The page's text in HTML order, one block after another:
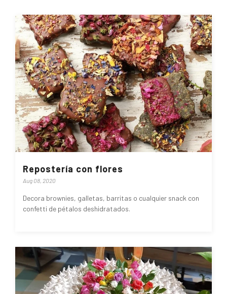
Repostería con flores
Aug 08, 2020
Decora brownies, galletas, barritas o cualquier snack con
confetti de pétalos deshidratados.